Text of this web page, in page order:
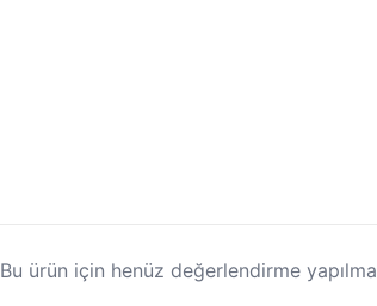
Bu ürün için henüz değerlendirme